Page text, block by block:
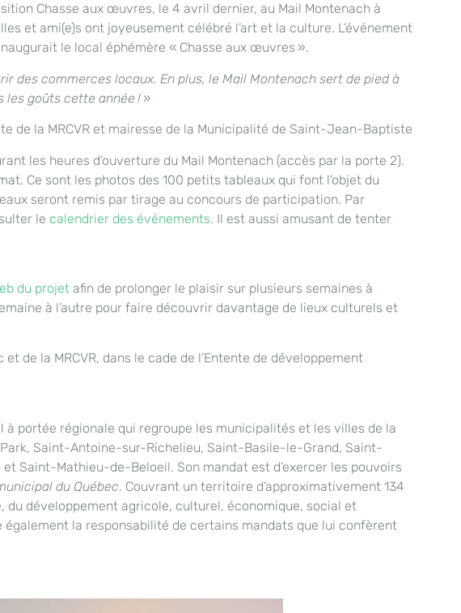
Chasse aux œuvres, le 4 avril dernier, au Mail Montenach à
et ami(e)s ont joyeusement célébré l’art et la culture. L’événement
le local éphémère « Chasse aux œuvres ».
commerces locaux. En plus, le Mail Montenach sert de pied à
les goûts cette année ! »
de la MRCVR et mairesse de la Municipalité de Saint-Jean-Baptiste
les heures d’ouverture du Mail Montenach (accès par la porte 2).
Ce sont les photos des 100 petits tableaux qui font l’objet du
seront remis par tirage au concours de participation. Par
le calendrier des événements. Il est aussi amusant de tenter
du projet afin de prolonger le plaisir sur plusieurs semaines à
à l’autre pour faire découvrir davantage de lieux culturels et
de la MRCVR, dans le cade de l’Entente de développement
portée régionale qui regroupe les municipalités et les villes de la
Saint-Antoine-sur-Richelieu, Saint-Basile-le-Grand, Saint-
Saint-Mathieu-de-Beloeil. Son mandat est d’exercer les pouvoirs
du Québec. Couvrant un territoire d’approximativement 134
du développement agricole, culturel, économique, social et
également la responsabilité de certains mandats que lui confèrent